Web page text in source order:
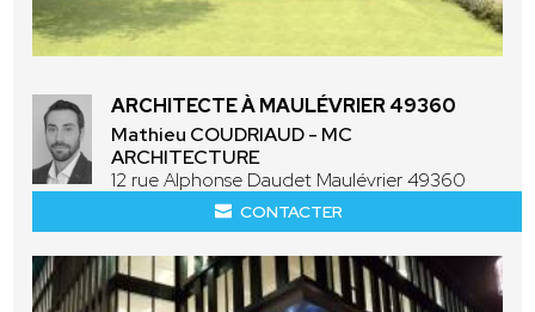
ARCHITECTE À MAULÉVRIER 49360
Mathieu COUDRIAUD - MC
ARCHITECTURE
12 rue Alphonse Daudet Maulévrier 49360
CONTACTER